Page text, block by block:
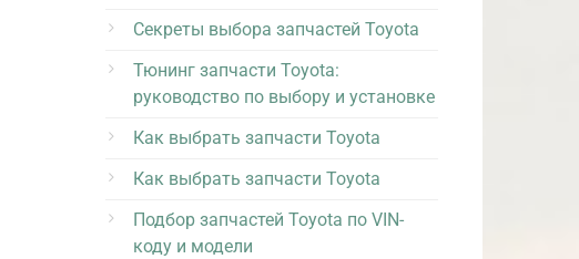
Секреты выбора запчастей Toyota
Тюнинг запчасти Toyota:
руководство по выбору и установке
Как выбрать запчасти Toyota
Как выбрать запчасти Toyota
Подбор запчастей Toyota по VIN-
коду и модели